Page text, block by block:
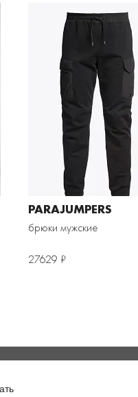
PARAJUMPERS
брюки мужские
27629 ₽